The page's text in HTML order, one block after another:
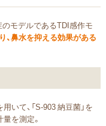
のモデルであるTDI感作モ
、鼻水を抑える効果がある
て、「S-903 納豆菌」を
を測定。